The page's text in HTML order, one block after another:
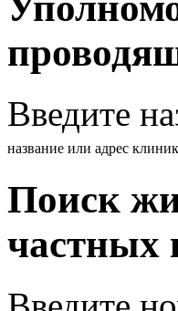
Введите
название или адрес
Поиск
частных